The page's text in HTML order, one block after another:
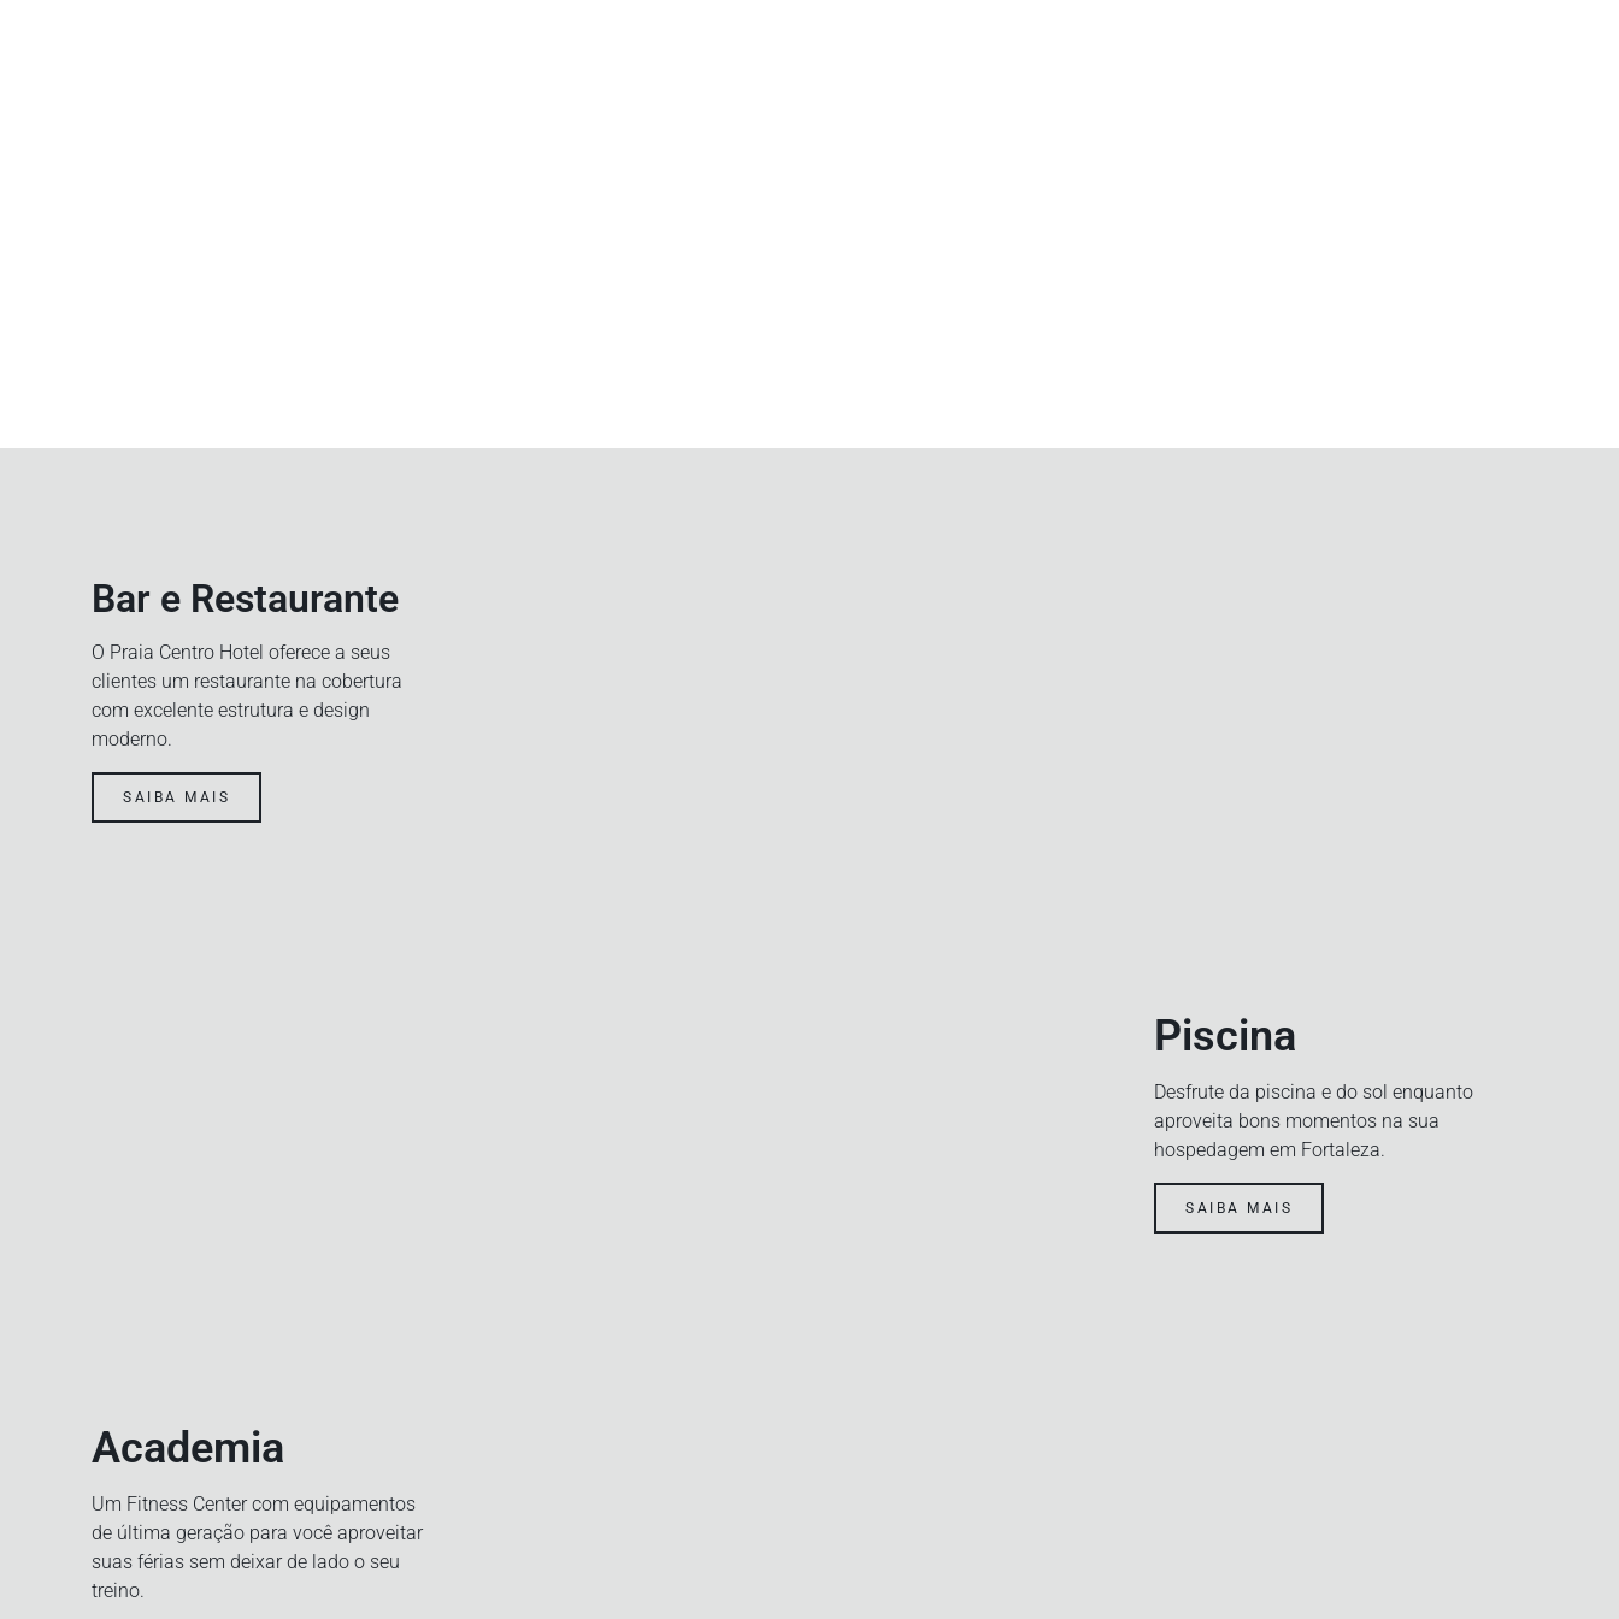
Bar e Restaurante
O Praia Centro Hotel oferece a seus
clientes um restaurante na cobertura
com excelente estrutura e design
moderno.
SAIBA MAIS
Piscina
Desfrute da piscina e do sol enquanto
aproveita bons momentos na sua
hospedagem em Fortaleza.
SAIBA MAIS
Academia
Um Fitness Center com equipamentos
de última geração para você aproveitar
suas férias sem deixar de lado o seu
treino.